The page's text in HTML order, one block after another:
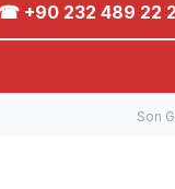
☎ +90 232 489 22
Son